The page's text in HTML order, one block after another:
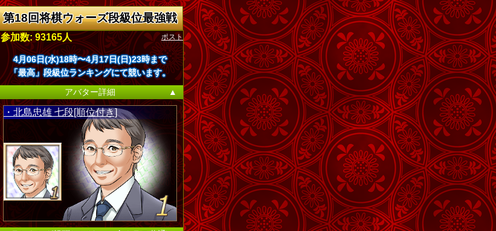
第18回将棋ウォーズ段級位最強戦
ポスト
参加数: 93165人
4月06日(水)18時〜4月17日(日)23時まで
「最高」段級位ランキングにて競います。
アバター詳細
▲
・北島忠雄 七段[順位付き]